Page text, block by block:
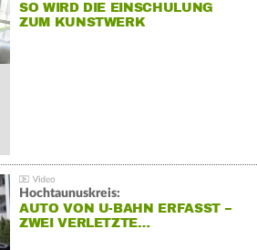
SO WIRD DIE EINSCHULUNG
ZUM KUNSTWERK
Hochtaunuskreis:
AUTO VON U-BAHN ERFASST –
ZWEI VERLETZTE…